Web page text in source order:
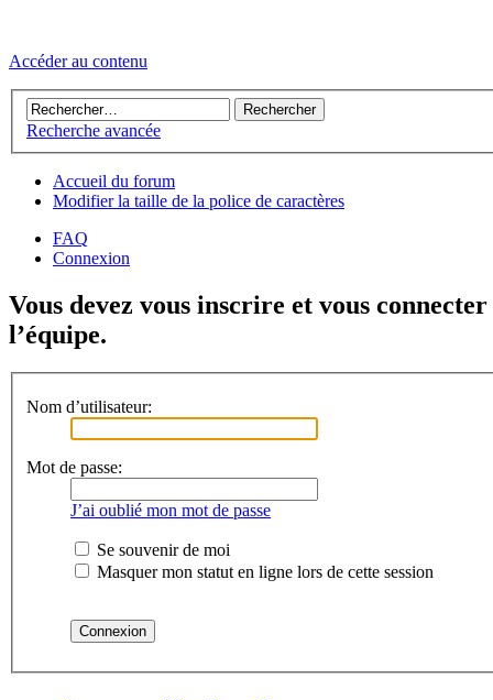
Accéder au contenu
Recherche avancée
Accueil du forum
Modifier la taille de la police de caractères
FAQ
Connexion
Vous devez vous inscrire et vous
l’équipe.
Nom d’utilisateur:
Mot de passe:
J’ai oublié mon mot de passe
Se souvenir de moi
Masquer mon statut en ligne lors de cette session